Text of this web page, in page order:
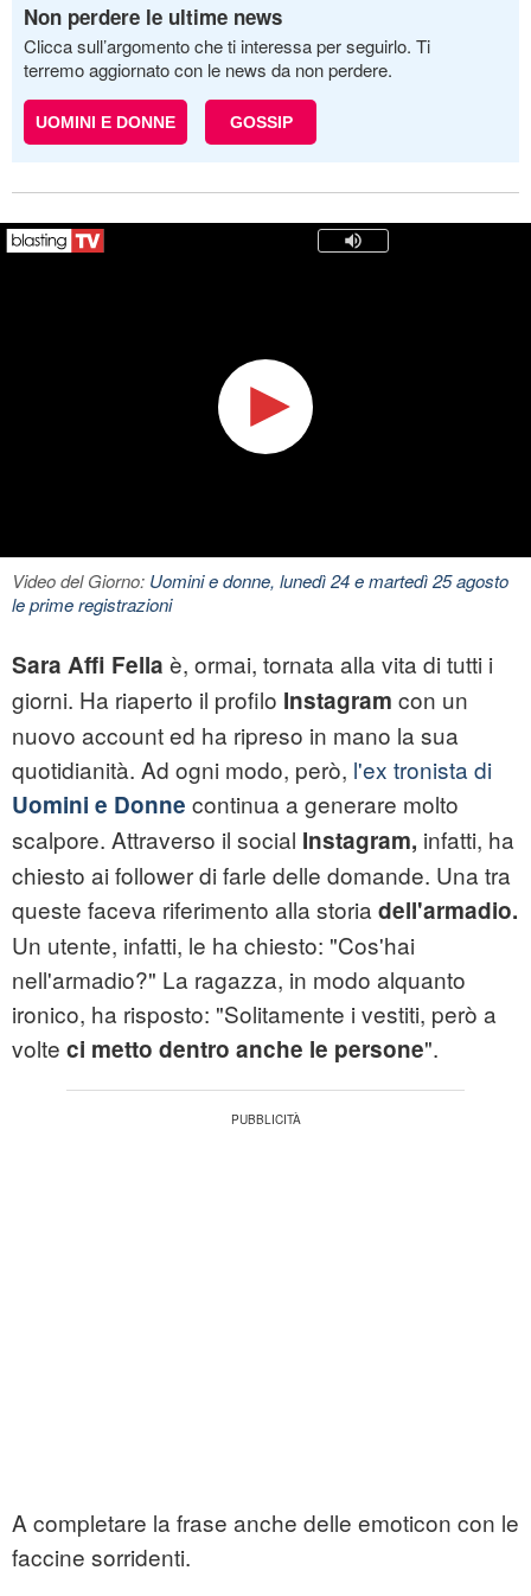
Non perdere le ultime news
Clicca sull’argomento che ti interessa per seguirlo. Ti
terremo aggiornato con le news da non perdere.
UOMINI E DONNE GOSSIP
Video del Giorno: Uomini e donne, lunedì 24 e martedì 25 agosto
le prime registrazioni
Sara Affi Fella è, ormai, tornata alla vita di tutti i
giorni. Ha riaperto il profilo Instagram con un
nuovo account ed ha ripreso in mano la sua
quotidianità. Ad ogni modo, però, l'ex tronista di
Uomini e Donne continua a generare molto
scalpore. Attraverso il social Instagram, infatti, ha
chiesto ai follower di farle delle domande. Una tra
queste faceva riferimento alla storia dell'armadio.
Un utente, infatti, le ha chiesto: "Cos'hai
nell'armadio?" La ragazza, in modo alquanto
ironico, ha risposto: "Solitamente i vestiti, però a
volte ci metto dentro anche le persone".
A completare la frase anche delle emoticon con le
faccine sorridenti.